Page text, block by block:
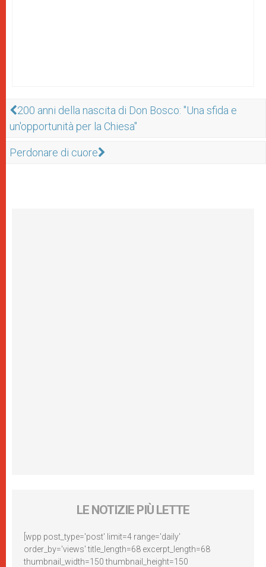
200 anni della nascita di Don Bosco: "Una sfida e
un'opportunità per la Chiesa"
Perdonare di cuore
LE NOTIZIE PIÙ LETTE
[wpp post_type='post' limit=4 range='daily'
order_by='views' title_length=68 excerpt_length=68
thumbnail_width=150 thumbnail_height=150